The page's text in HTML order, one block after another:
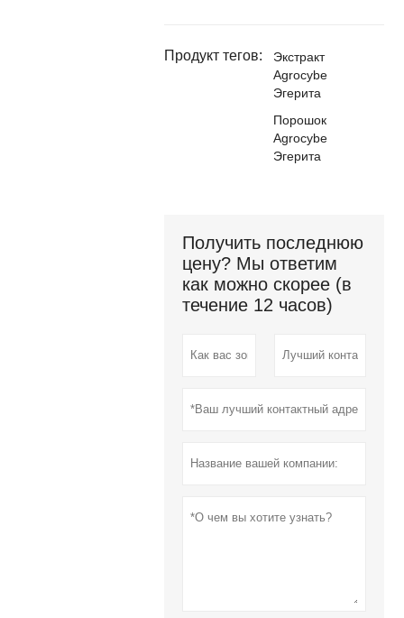
Продукт тегов:
Экстракт
Agrocybe
Эгерита
Порошок
Agrocybe
Эгерита
Получить последнюю
цену? Мы ответим
как можно скорее (в
течение 12 часов)